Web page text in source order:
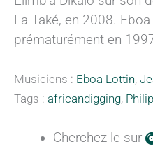
La Také, en 2008.
prématurément en
Musiciens : Eboa Lottin,
Tags : africandigging,
Cherchez-le sur